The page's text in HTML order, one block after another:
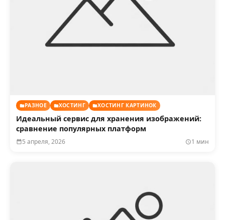
РАЗНОЕ ХОСТИНГ ХОСТИНГ КАРТИНОК
Идеальный сервис для хранения изображений:
сравнение популярных платформ
5 апреля, 2026 1 мин